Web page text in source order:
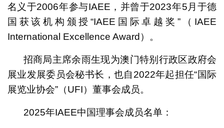
名义于2006年参与IAEE，并曾于2023年5月于德
国获该机构颁授“IAEE国际卓越奖”（IAEE
International Excellence Award）。
招商局主席余雨生现为澳门特别行政区政府会
展业发展委员会秘书长，也自2022年起担任“国际
展览业协会”（UFI）董事会成员。
2025年IAEE中国理事会成员名单：